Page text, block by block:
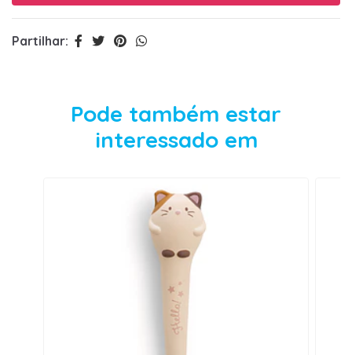
Partilhar:
Pode também estar
interessado em